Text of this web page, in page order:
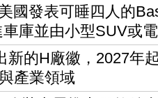
國發表可睡四人的
庫並由小型SUV或
新的H廠徽，2027年
產業領域